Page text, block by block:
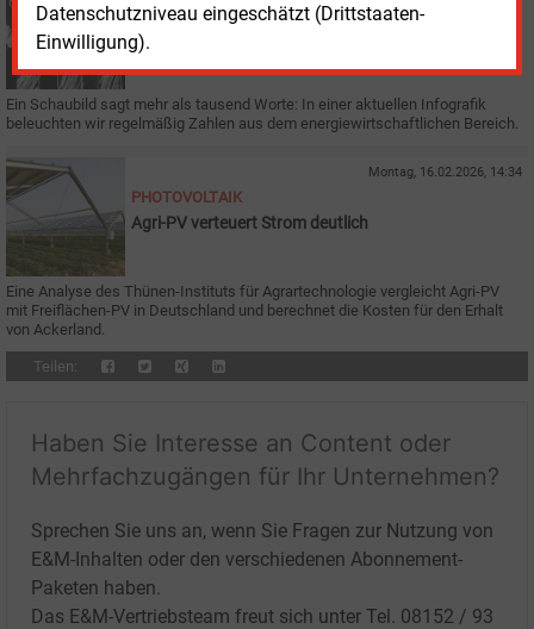
Datenschutzniveau eingeschätzt (Drittstaaten-
Einwilligung).
STATISTIK DES TAGES
Energieerzeugung in Österreich von 1970 bis 2024
Ein Schaubild sagt mehr als tausend Worte: In einer aktuellen Infografik
beleuchten wir regelmäßig Zahlen aus dem energiewirtschaftlichen Bereich.
Montag, 16.02.2026, 14:34
PHOTOVOLTAIK
Agri-PV verteuert Strom deutlich
Eine Analyse des Thünen-Instituts für Agrartechnologie vergleicht Agri-PV
mit Freiflächen-PV in Deutschland und berechnet die Kosten für den Erhalt
von Ackerland.
Teilen:
Haben Sie Interesse an Content oder
Mehrfachzugängen für Ihr Unternehmen?
Sprechen Sie uns an, wenn Sie Fragen zur Nutzung von
E&M-Inhalten oder den verschiedenen Abonnement-
Paketen haben.
Das E&M-Vertriebsteam freut sich unter Tel. 08152 / 93